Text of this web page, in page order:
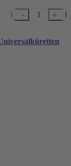
XP
Universalkürette